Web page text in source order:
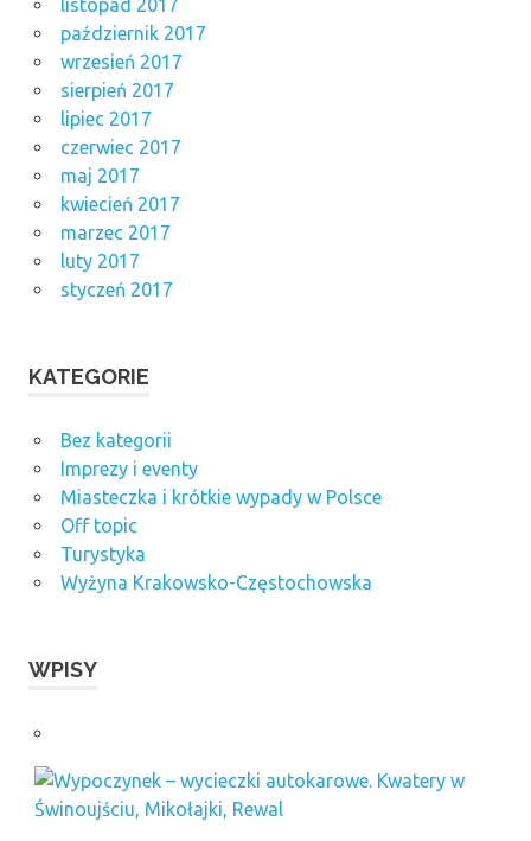
listopad 2017
październik 2017
wrzesień 2017
sierpień 2017
lipiec 2017
czerwiec 2017
maj 2017
kwiecień 2017
marzec 2017
luty 2017
styczeń 2017
KATEGORIE
Bez kategorii
Imprezy i eventy
Miasteczka i krótkie wypady w Polsce
Off topic
Turystyka
Wyżyna Krakowsko-Częstochowska
WPISY